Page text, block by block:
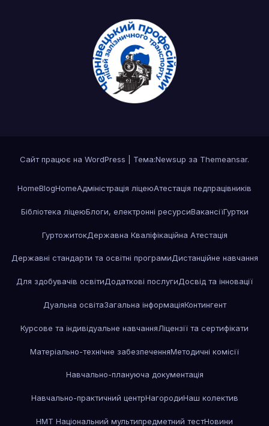
Сайт працює на WordPress Тема:Newsup за Themeansar.
HomeBlogHomeАдміністрація ліцеюАтестація педпрацівників
Бібліотека ліцеюБлоги, електронні ресурсиВакансіїГуртки
ГуртожитокДержавна Кваліфікаційна Атестація
Державні стандарти та освітні програмиДистанційне навчання
Для здобувачів освітиДодаткові послугиДосвід та інновації
Дуальна освітаЗагальна інформаціяКонтингент
Курсове та індивідуальне навчанняЛіцензії та сертифікати
Матеріально-технічне забезпеченняМетодичні комісії
Навчально-плануюча документація
Навчально-практичний центрНагородиНаш колектив
НМТ Національний мультипредметний тестНовини